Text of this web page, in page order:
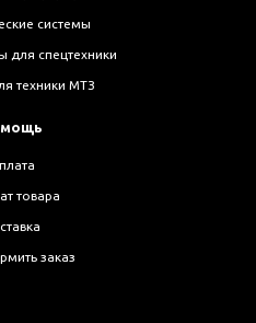
системы
для спецтехники
техники МТЗ
товара
заказ